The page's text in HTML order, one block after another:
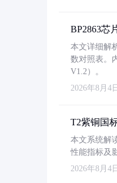
BP2863芯
本文详细解
数对照表。
V1.2）。
2026年8月4
T2紫铜国
本文系统解
性能指标及
2026年8月4